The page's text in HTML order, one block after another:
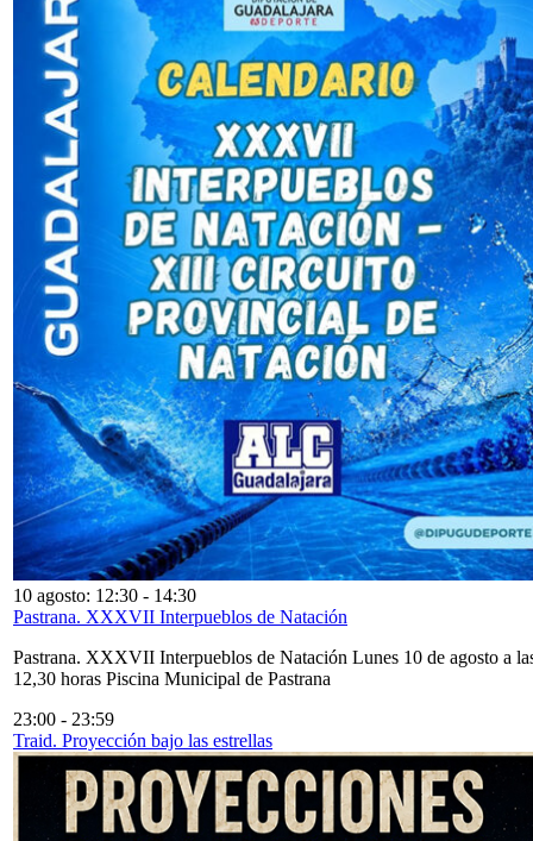
10 agosto: 12:30 - 14:30
Pastrana. XXXVII Interpueblos de Natación
Pastrana. XXXVII Interpueblos de Natación Lunes 10 de agosto a
12,30 horas Piscina Municipal de Pastrana
23:00 - 23:59
Traid. Proyección bajo las estrellas